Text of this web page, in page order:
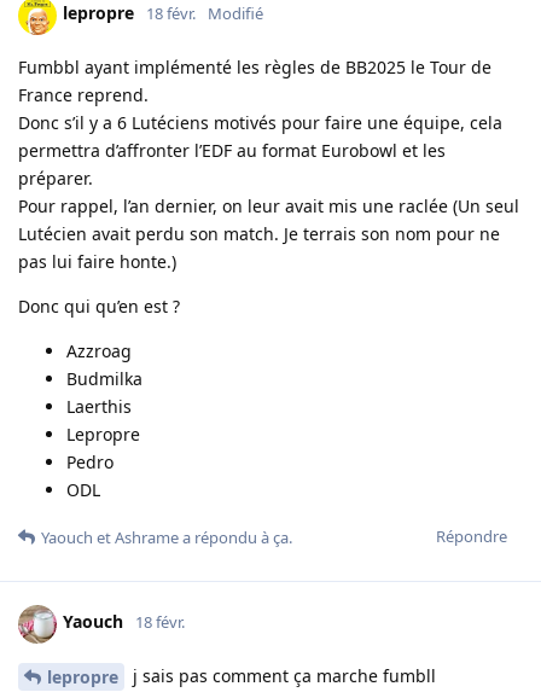
lepropre 18 févr. Modifié
Fumbbl ayant implémenté les règles de BB2025 le Tour de
France reprend.
Donc s’il y a 6 Lutéciens motivés pour faire une équipe, cela
permettra d’affronter l’EDF au format Eurobowl et les
préparer.
Pour rappel, l’an dernier, on leur avait mis une raclée (Un seul
Lutécien avait perdu son match. Je terrais son nom pour ne
pas lui faire honte.)
Donc qui qu’en est ?
Azzroag
Budmilka
Laerthis
Lepropre
Pedro
ODL
Répondre
Yaouch etAshramea répondu à ça.
Yaouch 18 févr.
lepropre j sais pas comment ça marche fumbll